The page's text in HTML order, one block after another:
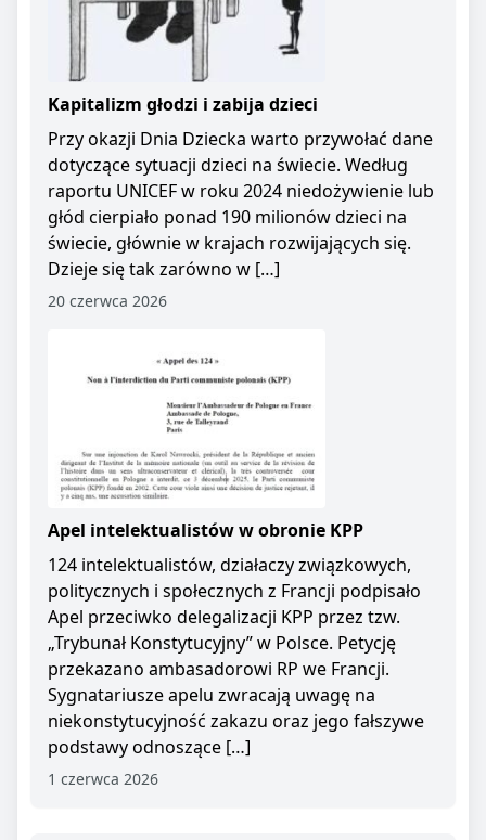
Kapitalizm głodzi i zabija dzieci
Przy okazji Dnia Dziecka warto przywołać dane
dotyczące sytuacji dzieci na świecie. Według
raportu UNICEF w roku 2024 niedożywienie lub
głód cierpiało ponad 190 milionów dzieci na
świecie, głównie w krajach rozwijających się.
Dzieje się tak zarówno w […]
20 czerwca 2026
Apel intelektualistów w obronie KPP
124 intelektualistów, działaczy związkowych,
politycznych i społecznych z Francji podpisało
Apel przeciwko delegalizacji KPP przez tzw.
„Trybunał Konstytucyjny” w Polsce. Petycję
przekazano ambasadorowi RP we Francji.
Sygnatariusze apelu zwracają uwagę na
niekonstytucyjność zakazu oraz jego fałszywe
podstawy odnoszące […]
1 czerwca 2026